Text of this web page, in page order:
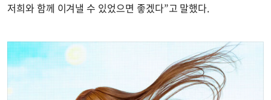
저희와 함께 이겨낼 수 있었으면 좋겠다”고 말했다.